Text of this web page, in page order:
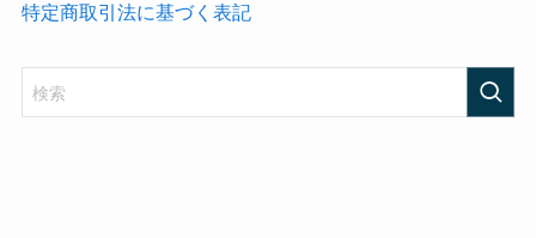
特定商取引法に基づく表記